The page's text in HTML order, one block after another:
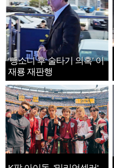
‘뺑소니 후 술타기 의혹’ 이
재룡 재판행